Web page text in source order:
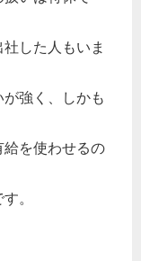
した人もいま
強く、しかも
を使わせるの
。